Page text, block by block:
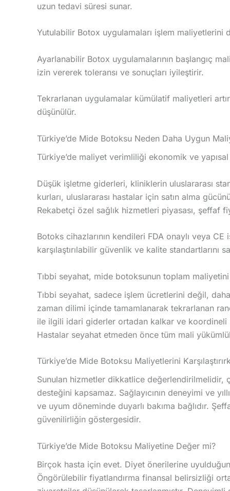
uzun tedavi süresi sunar.
Yutulabilir Botox uygulamaları işlem maliyetlerini
Ayarlanabilir Botox uygulamalarının başlangıç
izin vererek toleransı ve sonuçları iyileştirir.
Tekrarlanan uygulamalar kümülatif maliyetleri
düşünülür.
Türkiye’de Mide Botoksu Neden Daha Uygun
Türkiye’de maliyet verimliliği ekonomik ve
Düşük işletme giderleri, kliniklerin uluslararası
kurları, uluslararası hastalar için satın alma
Rekabetçi özel sağlık hizmetleri piyasası, şeffaf
Botoks cihazlarının kendileri FDA onaylı veya
karşılaştırılabilir güvenlik ve kalite
Tıbbi seyahat, mide botoksunun toplam maliyetini
Tıbbi seyahat, sadece işlem ücretlerini değil,
zaman dilimi içinde tamamlanarak tekrarlanan
ile ilgili idari giderler ortadan kalkar ve
Hastalar seyahat etmeden önce tüm mali
Türkiye’de Mide Botoksu Maliyetlerini
Sunulan hizmetler dikkatlice
desteğini kapsamaz. Sağlayıcının deneyimi ve
ve uyum döneminde duyarlı bakıma bağlıdır.
güvenilirliğin göstergesidir.
Türkiye’de Mide Botoksu Maliyetine Değer mi?
Birçok hasta için evet. Diyet önerilerine
Öngörülebilir fiyatlandırma finansal belirsizliği